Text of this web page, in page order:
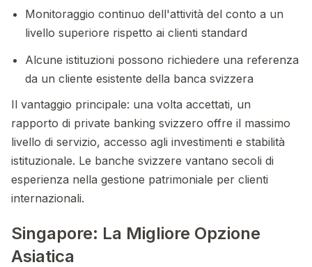
Monitoraggio continuo dell'attività del conto a un
livello superiore rispetto ai clienti standard
Alcune istituzioni possono richiedere una referenza
da un cliente esistente della banca svizzera
Il vantaggio principale: una volta accettati, un
rapporto di private banking svizzero offre il massimo
livello di servizio, accesso agli investimenti e stabilità
istituzionale. Le banche svizzere vantano secoli di
esperienza nella gestione patrimoniale per clienti
internazionali.
Singapore: La Migliore Opzione
Asiatica